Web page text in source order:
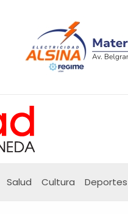
Salud Cultura Deportes